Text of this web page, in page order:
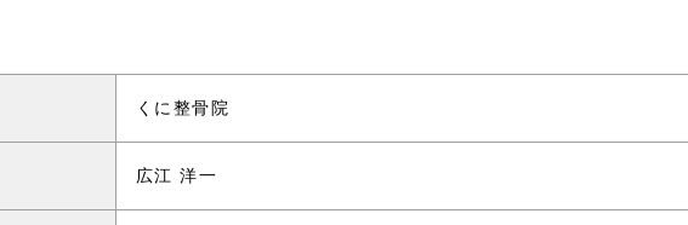
くに整骨院
広江 洋一